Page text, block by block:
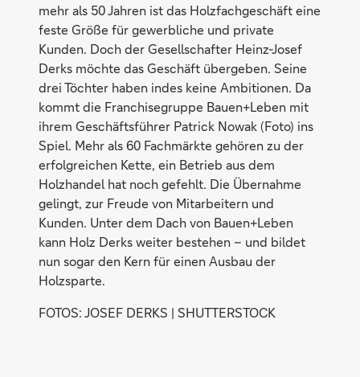
mehr als 50 Jahren ist das Holzfachgeschäft eine
feste Größe für gewerbliche und private
Kunden. Doch der Gesellschafter Heinz-Josef
Derks möchte das Geschäft übergeben. Seine
drei Töchter haben indes keine Ambitionen. Da
kommt die Franchisegruppe Bauen+Leben mit
ihrem Geschäftsführer Patrick Nowak (Foto) ins
Spiel. Mehr als 60 Fachmärkte gehören zu der
erfolgreichen Kette, ein Betrieb aus dem
Holzhandel hat noch gefehlt. Die Übernahme
gelingt, zur Freude von Mitarbeitern und
Kunden. Unter dem Dach von Bauen+Leben
kann Holz Derks weiter bestehen – und bildet
nun sogar den Kern für einen Ausbau der
Holzsparte.
FOTOS: JOSEF DERKS | SHUTTERSTOCK